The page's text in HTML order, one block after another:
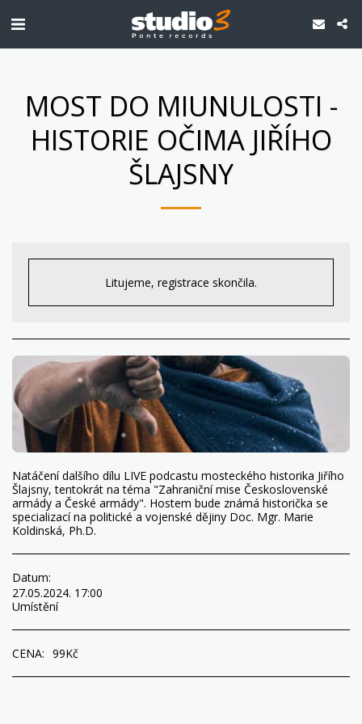
MOST DO MIUNULOSTI -
HISTORIE OČIMA JIŘÍHO
ŠLAJSNY
Litujeme, registrace skončila.
Natáčení dalšího dílu LIVE podcastu mosteckého historika Jiřího
Šlajsny, tentokrát na téma "Zahraniční mise Československé
armády a České armády". Hostem bude známá historička se
specializací na politické a vojenské dějiny Doc. Mgr. Marie
Koldinská, Ph.D.
Datum:
27.05.2024. 17:00
Umístění
CENA: 99Kč